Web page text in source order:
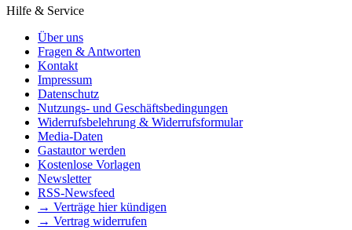
Hilfe & Service
Über uns
Fragen & Antworten
Kontakt
Impressum
Datenschutz
Nutzungs- und Geschäftsbedingungen
Widerrufsbelehrung & Widerrufsformular
Media-Daten
Gastautor werden
Kostenlose Vorlagen
Newsletter
RSS-Newsfeed
→ Verträge hier kündigen
→ Vertrag widerrufen